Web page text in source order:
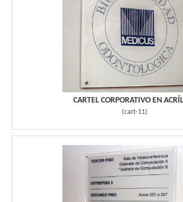
CARTEL CORPORATIVO EN
(cart-11)